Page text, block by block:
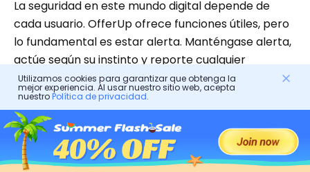
La seguridad en este mundo digital depende de
cada usuario. OfferUp ofrece funciones útiles, pero
lo fundamental es estar alerta. Manténgase alerta,
actúe según su instinto y reporte cualquier
actividad sospechosa.
Preguntas frecuentes
Utilizamos cookies para garantizar que obtenga la
mejor experiencia. Al usar nuestro sitio web, acepta
nuestroPolítica de privacidad.